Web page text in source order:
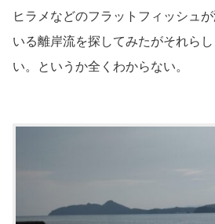
ヒラメなどのフラットフィッシュ
いる離岸流を探してみたがそれら
い。というか全くわからない。